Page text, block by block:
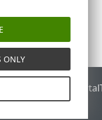
ESET Status Portal
ONLY